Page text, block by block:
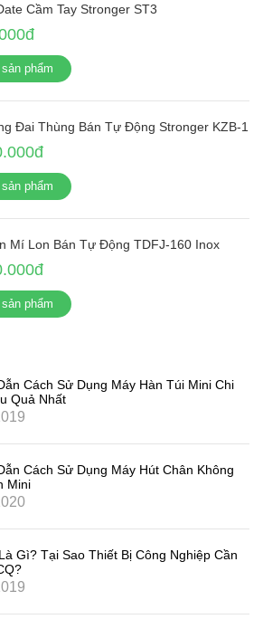
Cầm Tay Stronger ST3
phẩm
Đai Thùng Bán Tự Động Stronger KZB-1
phẩm
Mí Lon Bán Tự Động TDFJ-160 Inox
phẩm
Cách Sử Dụng Máy Hàn Túi Mini Chi
Quả Nhất
Cách Sử Dụng Máy Hút Chân Không
Mini
Gì? Tại Sao Thiết Bị Công Nghiệp Cần